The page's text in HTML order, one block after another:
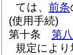
ては、 前条
(使用手続)
第十条
第
規定によ